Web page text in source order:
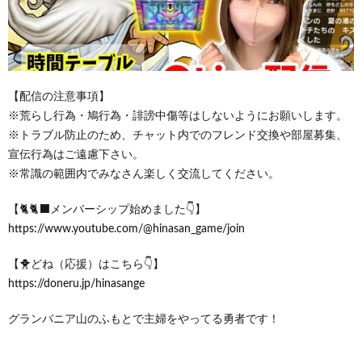
【配信の注意事項】
※荒らし行為・鳩行為・誹謗中傷等はしないようにお願いします。
※トラブル防止のため、チャット内でのフレンド交換や部屋募集、
宣伝行為はご遠慮下さい。
※常識の範囲内でみなさん楽しく交流してください。
【🐈🐈‍⬛メンバーシップ始めました👇】
https://www.youtube.com/@hinasan_game/join
【🐥どね（応援）はこちら👇】
https://doneru.jp/hinasange
グランバニア山のふもとで主婦をやってる勇者です！